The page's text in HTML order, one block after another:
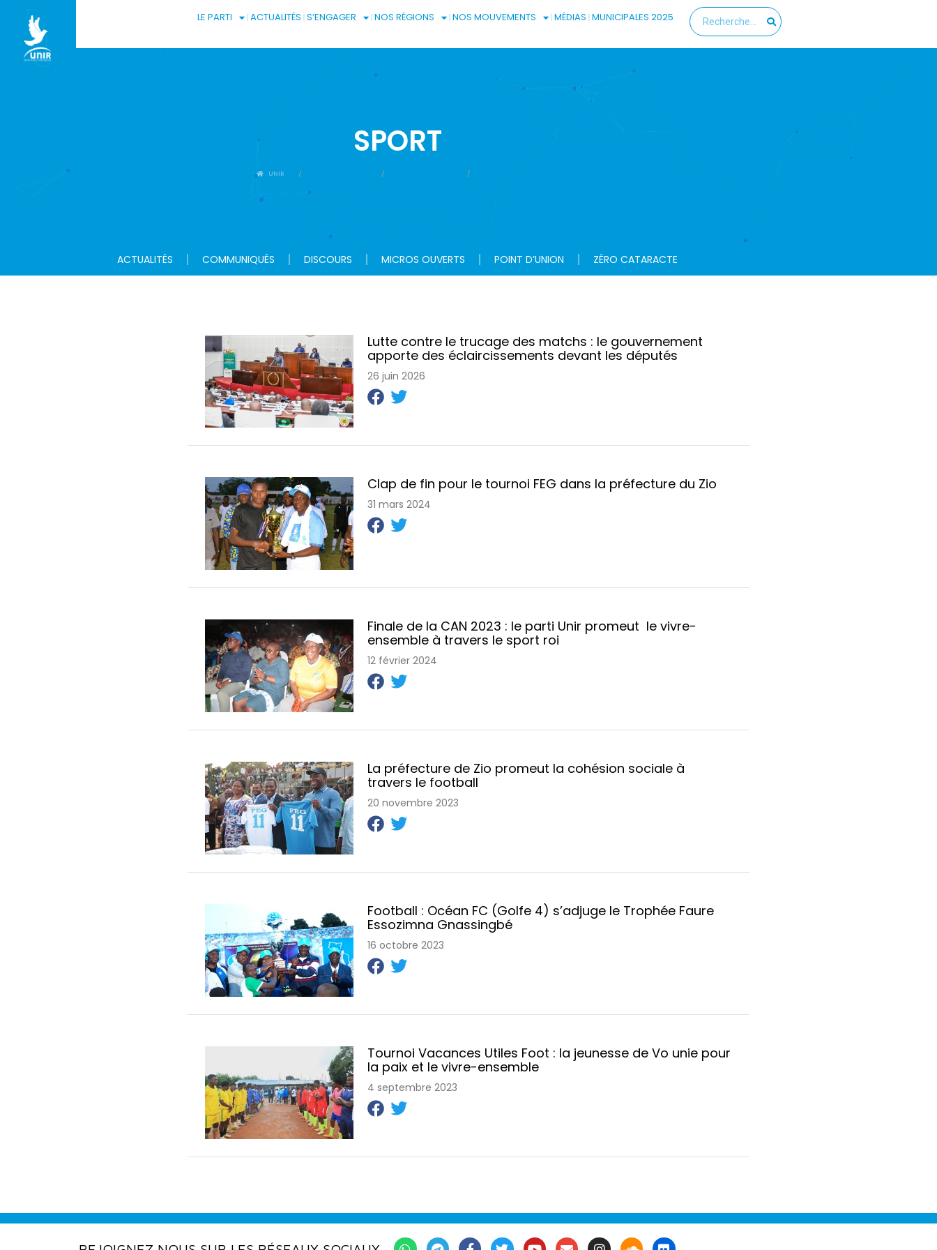
LE PARTI ACTUALITÉS S’ENGAGER NOS RÉGIONS NOS MOUVEMENTS MÉDIAS MUNICIPALES 2025
SPORT
UNIR
ACTUALITÉS COMMUNIQUÉS DISCOURS MICROS OUVERTS POINT D’UNION ZÉRO CATARACTE
Lutte contre le trucage des matchs : le gouvernement
apporte des éclaircissements devant les députés
26 juin 2026
Clap de fin pour le tournoi FEG dans la préfecture du Zio
31 mars 2024
Finale de la CAN 2023 : le parti Unir promeut le vivre-
ensemble à travers le sport roi
12 février 2024
La préfecture de Zio promeut la cohésion sociale à
travers le football
20 novembre 2023
Football : Océan FC (Golfe 4) s’adjuge le Trophée Faure
Essozimna Gnassingbé
16 octobre 2023
Tournoi Vacances Utiles Foot : la jeunesse de Vo unie pour
la paix et le vivre-ensemble
4 septembre 2023